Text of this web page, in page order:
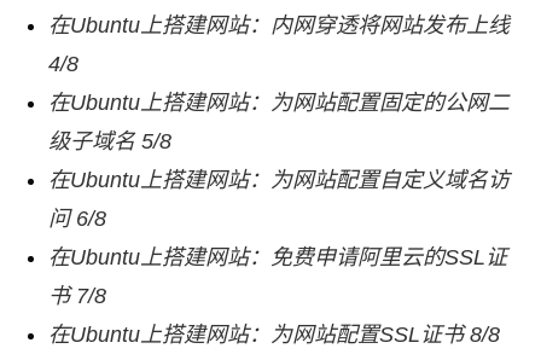
在Ubuntu上搭建网站：内网穿透将网站发布上线
4/8
在Ubuntu上搭建网站：为网站配置固定的公网二
级子域名 5/8
在Ubuntu上搭建网站：为网站配置自定义域名访
问 6/8
在Ubuntu上搭建网站：免费申请阿里云的SSL证
书 7/8
在Ubuntu上搭建网站：为网站配置SSL证书 8/8